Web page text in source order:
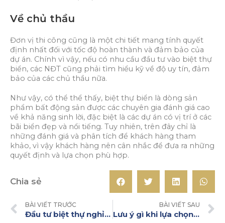
Về chủ thầu
Đơn vị thi công cũng là một chi tiết mang tính quyết
định nhất đối với tốc độ hoàn thành và đảm bảo của
dự án. Chính vì vậy, nếu có nhu cầu đầu tư vào biệt thự
biển, các NĐT cũng phải tìm hiểu kỹ về độ uy tín, đảm
bảo của các chủ thầu nữa.
Như vậy, có thể thể thấy, biệt thự biển là dòng sản
phẩm bất động sản được các chuyên gia đánh giá cao
về khả năng sinh lời, đặc biệt là các dự án có vị trí ở các
bãi biển đẹp và nổi tiếng. Tuy nhiên, trên đây chỉ là
những đánh giá và phân tích để khách hàng tham
khảo, vì vậy khách hàng nên cân nhắc để đưa ra những
quyết định và lựa chọn phù hợp.
Chia sẻ
BÀI VIẾT TRƯỚC
Đầu tư biệt thự nghỉ dưỡng: Những điều cần lưu ý
BÀI VIẾT SAU
Lưu ý gì khi lựa chọn đầu tư biệt thự biển?